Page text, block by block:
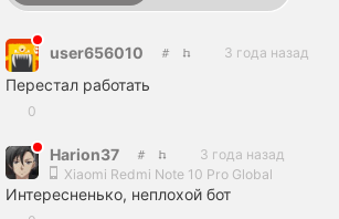
user656010 3 года назад
Перестал работать
0
Harion37
3 года назад
Xiaomi Redmi Note 10 Pro Global
Интересненько, неплохой бот